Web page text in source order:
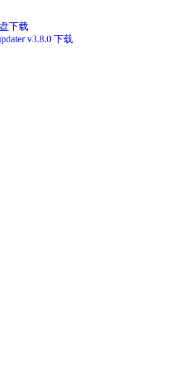
下载
v3.8.0 下载